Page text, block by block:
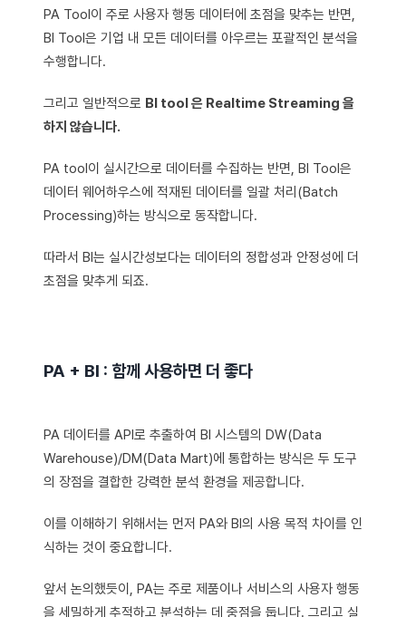
PA Tool이 주로 사용자 행동 데이터에 초점을 맞추는 반면,
BI Tool은 기업 내 모든 데이터를 아우르는 포괄적인 분석을
수행합니다.
그리고 일반적으로 BI tool 은 Realtime Streaming 을
하지 않습니다.
PA tool이 실시간으로 데이터를 수집하는 반면, BI Tool은
데이터 웨어하우스에 적재된 데이터를 일괄 처리(Batch
Processing)하는 방식으로 동작합니다.
따라서 BI는 실시간성보다는 데이터의 정합성과 안정성에 더
초점을 맞추게 되죠.
PA + BI : 함께 사용하면 더 좋다
PA 데이터를 API로 추출하여 BI 시스템의 DW(Data
Warehouse)/DM(Data Mart)에 통합하는 방식은 두 도구
의 장점을 결합한 강력한 분석 환경을 제공합니다.
이를 이해하기 위해서는 먼저 PA와 BI의 사용 목적 차이를 인
식하는 것이 중요합니다.
앞서 논의했듯이, PA는 주로 제품이나 서비스의 사용자 행동
을 세밀하게 추적하고 분석하는 데 중점을 둡니다. 그리고 실